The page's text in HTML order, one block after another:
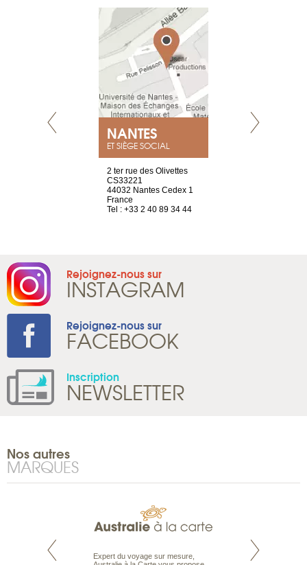
NANTES
ET SIÈGE SOCIAL
2 ter rue des Olivettes
CS33221
44032 Nantes Cedex 1
France
Tel : +33 2 40 89 34 44
Rejoignez-nous sur
INSTAGRAM
Rejoignez-nous sur
FACEBOOK
Inscription
NEWSLETTER
Nos autres
MARQUES
est le spécialiste
Expert du voyage sur mesure,
Parce qu’ils sont